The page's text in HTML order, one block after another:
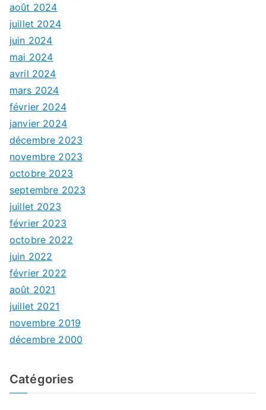
août 2024
juillet 2024
juin 2024
mai 2024
avril 2024
mars 2024
février 2024
janvier 2024
décembre 2023
novembre 2023
octobre 2023
septembre 2023
juillet 2023
février 2023
octobre 2022
juin 2022
février 2022
août 2021
juillet 2021
novembre 2019
décembre 2000
Catégories